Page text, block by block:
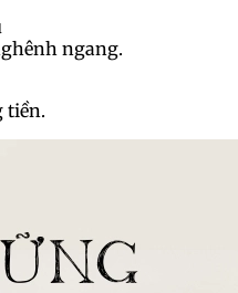
ngang.
tiền.